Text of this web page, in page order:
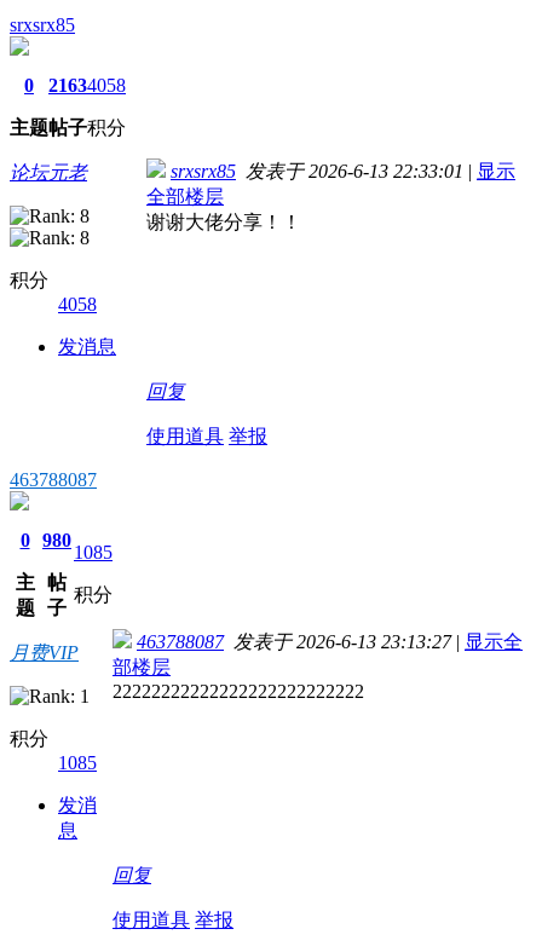
srxsrx85
0
主题
2163
帖子
4058
积分
论坛元老
积分
4058
发消息
srxsrx85 发表于 2026-6-13 22:33:01 | 显示
全部楼层
谢谢大佬分享！！
回复
使用道具 举报
463788087
0
主
题
980
帖
子
1085
积分
月费VIP
积分
1085
发消
息
463788087发表于 2026-6-13 23:13:27 | 显示全
部楼层
22222222222222222222222222
回复
使用道具 举报